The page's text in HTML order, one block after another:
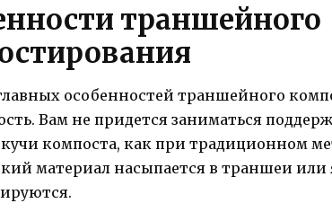
траншейного
особенностей траншейного
Вам не придется заниматься
компоста, как при традиционном
материал насыпается в траншеи